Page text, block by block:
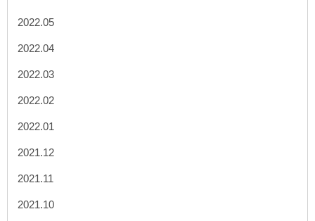
2022.05
2022.04
2022.03
2022.02
2022.01
2021.12
2021.11
2021.10